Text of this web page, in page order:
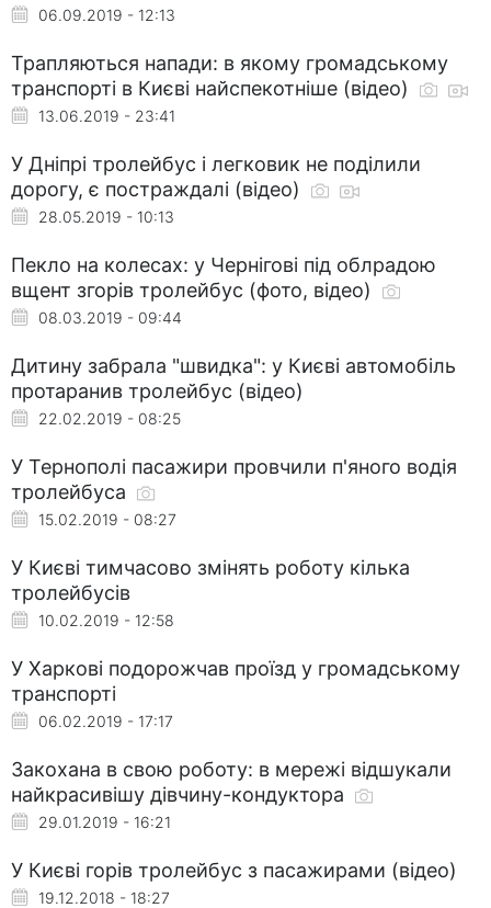
06.09.2019 - 12:13
Трапляються напади: в якому громадському
транспорті в Києві найспекотніше (відео)
13.06.2019 - 23:41
У Дніпрі тролейбус і легковик не поділили
дорогу, є постраждалі (відео)
28.05.2019 - 10:13
Пекло на колесах: у Чернігові під облрадою
вщент згорів тролейбус (фото, відео)
08.03.2019 - 09:44
Дитину забрала "швидка": у Києві автомобіль
протаранив тролейбус (відео)
22.02.2019 - 08:25
У Тернополі пасажири провчили п'яного водія
тролейбуса
15.02.2019 - 08:27
У Києві тимчасово змінять роботу кілька
тролейбусів
10.02.2019 - 12:58
У Харкові подорожчав проїзд у громадському
транспорті
06.02.2019 - 17:17
Закохана в свою роботу: в мережі відшукали
найкрасивішу дівчину-кондуктора
29.01.2019 - 16:21
У Києві горів тролейбус з пасажирами (відео)
19.12.2018 - 18:27